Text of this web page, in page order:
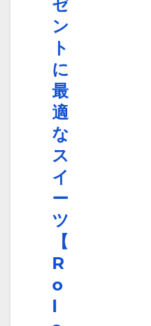
ゼ
ン
ト
に
最
適
な
ス
イ
ー
ツ
【
R
o
l